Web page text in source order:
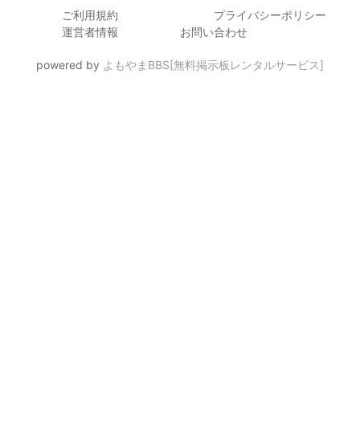
ご利用規約
プライバシーポリシー
運営者情報
お問い合わせ
powered by よもやまBBS[無料掲示板レンタルサービス]